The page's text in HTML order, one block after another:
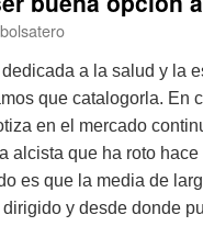
bolsatero
a la salud y la
que catalogorla. En
en el mercado
alcista que ha roto
es que la media de
y desde donde